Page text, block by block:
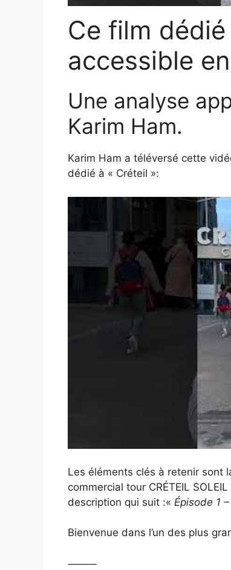
Ce film
accessible
Une analyse
Karim Ham.
Karim Ham a téléversé cette
dédié à « Créteil »:
Les éléments clés à retenir sont
commercial tour CRÉTEIL
description qui suit :« Épisode 1
Bienvenue dans l’un des plus
⸻